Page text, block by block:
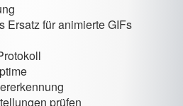
Ersatz für animierte GIFs
prüfen